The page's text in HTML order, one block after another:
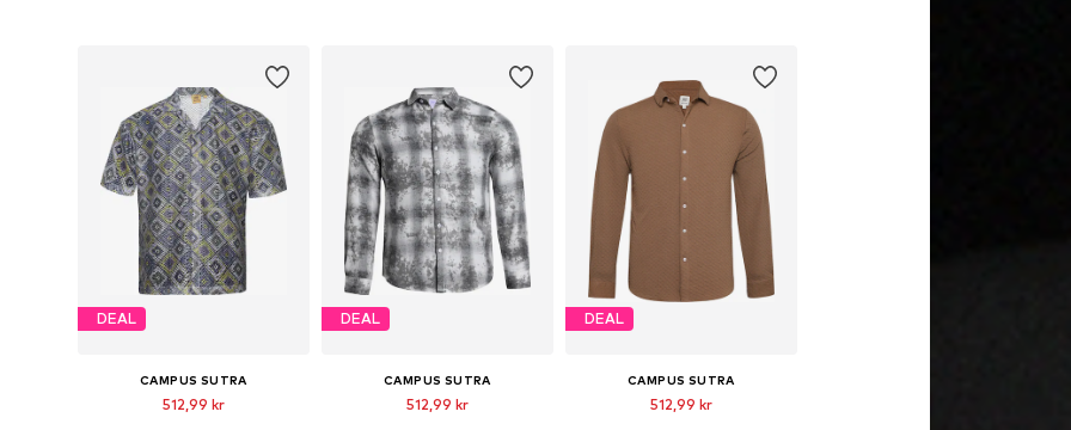
DEAL
CAMPUS SUTRA
512,99 kr
DEAL
CAMPUS SUTRA
512,99 kr
DEAL
CAMPUS SUTRA
512,99 kr